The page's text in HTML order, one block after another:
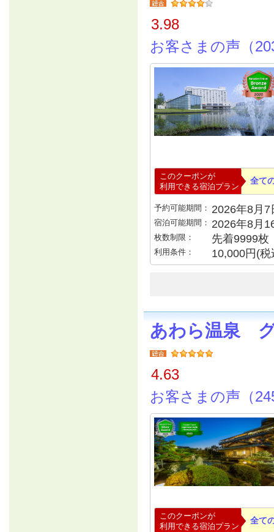
3.98
お客さまの声（
このクーポンが
利用できる宿泊プラン
全て
予約可能期間： 2026年8月
宿泊可能期間： 2026年8月
枚数制限： 先着9999枚
利用条件： 10,000円(
あわら温泉
4.63
お客さまの声（
このクーポンが
利用できる宿泊プラン
全て